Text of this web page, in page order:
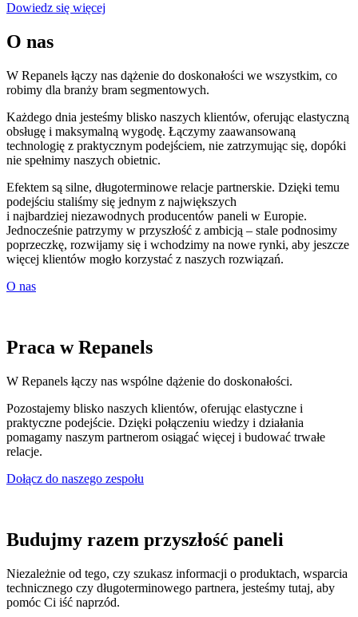
Dowiedz się więcej
O nas
W Repanels łączy nas dążenie do doskonałości we wszystkim, co
robimy dla branży bram segmentowych.
Każdego dnia jesteśmy blisko naszych klientów, oferując elastyczną
obsługę i maksymalną wygodę. Łączymy zaawansowaną
technologię z praktycznym podejściem, nie zatrzymując się, dopóki
nie spełnimy naszych obietnic.
Efektem są silne, długoterminowe relacje partnerskie. Dzięki temu
podejściu staliśmy się jednym z największych
i najbardziej niezawodnych producentów paneli w Europie.
Jednocześnie patrzymy w przyszłość z ambicją – stale podnosimy
poprzeczkę, rozwijamy się i wchodzimy na nowe rynki, aby jeszcze
więcej klientów mogło korzystać z naszych rozwiązań.
O nas
Praca w Repanels
W Repanels łączy nas wspólne dążenie do doskonałości.
Pozostajemy blisko naszych klientów, oferując elastyczne i
praktyczne podejście. Dzięki połączeniu wiedzy i działania
pomagamy naszym partnerom osiągać więcej i budować trwałe
relacje.
Dołącz do naszego zespołu
Budujmy razem przyszłość paneli
Niezależnie od tego, czy szukasz informacji o produktach, wsparcia
technicznego czy długoterminowego partnera, jesteśmy tutaj, aby
pomóc Ci iść naprzód.